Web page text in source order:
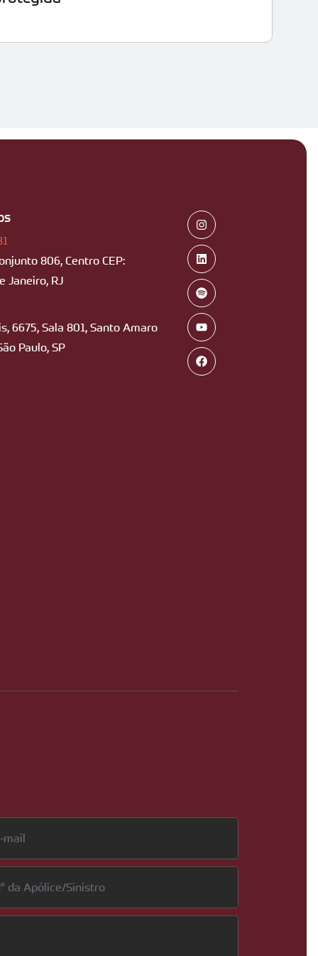
806, Centro CEP:
Janeiro, RJ
6675, Sala 801, Santo Amaro
Paulo, SP